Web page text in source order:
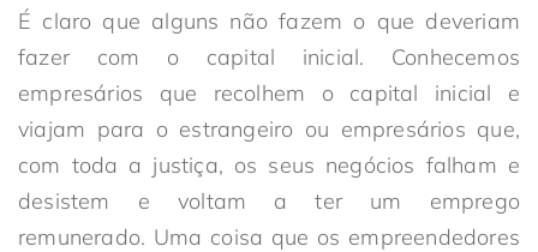
É claro que alguns não fazem o que deveriam
fazer com o capital inicial. Conhecemos
empresários que recolhem o capital inicial e
viajam para o estrangeiro ou empresários que,
com toda a justiça, os seus negócios falham e
desistem e voltam a ter um emprego
remunerado. Uma coisa que os empreendedores